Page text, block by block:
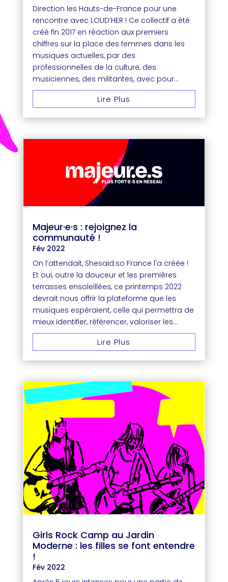
Direction les Hauts-de-France pour une
rencontre avec LOUD’HER ! Ce collectif a été
créé fin 2017 en réaction aux premiers
chiffres sur la place des femmes dans les
musiques actuelles, par des
professionnelles de la culture, des
musiciennes, des militantes, avec pour...
Lire Plus
Majeur·e·s : rejoignez la
communauté !
Fév 2022
On l’attendait, Shesaid.so France l'a créée !
Et oui, outre la douceur et les premières
terrasses ensoleillées, ce printemps 2022
devrait nous offrir la plateforme que les
musiques espéraient, celle qui permettra de
mieux identifier, référencer, valoriser les...
Lire Plus
Girls Rock Camp au Jardin
Moderne : les filles se font entendre
!
Fév 2022